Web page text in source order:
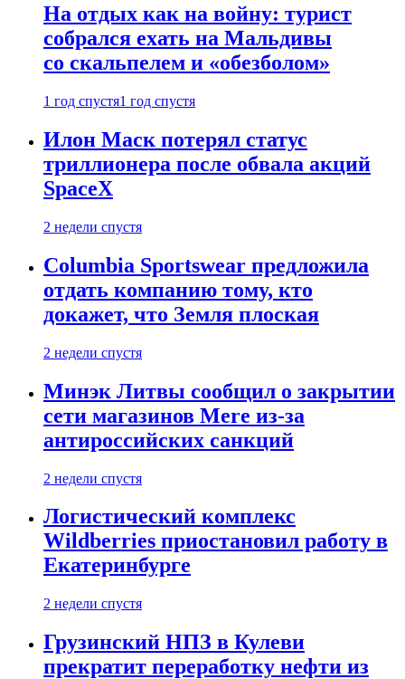
На отдых как на войну: турист
собрался ехать на Мальдивы
со скальпелем и «обезболом»
1 год спустя1 год спустя
Илон Маск потерял статус
триллионера после обвала акций
SpaceX
2 недели спустя
Columbia Sportswear предложила
отдать компанию тому, кто
докажет, что Земля плоская
2 недели спустя
Минэк Литвы сообщил о закрытии
сети магазинов Mere из-за
антироссийских санкций
2 недели спустя
Логистический комплекс
Wildberries приостановил работу в
Екатеринбурге
2 недели спустя
Грузинский НПЗ в Кулеви
прекратит переработку нефти из